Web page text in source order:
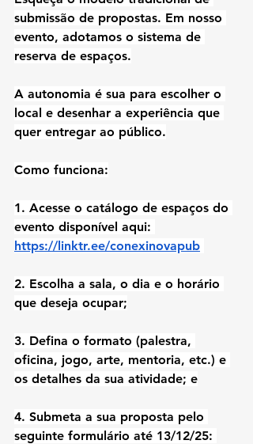
submissão de propostas. Em nosso
evento, adotamos o sistema de
reserva de espaços.
A autonomia é sua para escolher o
local e desenhar a experiência que
quer entregar ao público.
Como funciona:
1. Acesse o catálogo de espaços do
evento disponível aqui:
https://linktr.ee/conexinovapub
2. Escolha a sala, o dia e o horário
que deseja ocupar;
3. Defina o formato (palestra,
oficina, jogo, arte, mentoria, etc.) e
os detalhes da sua atividade; e
4. Submeta a sua proposta pelo
seguinte formulário até 13/12/25: